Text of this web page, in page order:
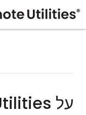
על Remote Utilities